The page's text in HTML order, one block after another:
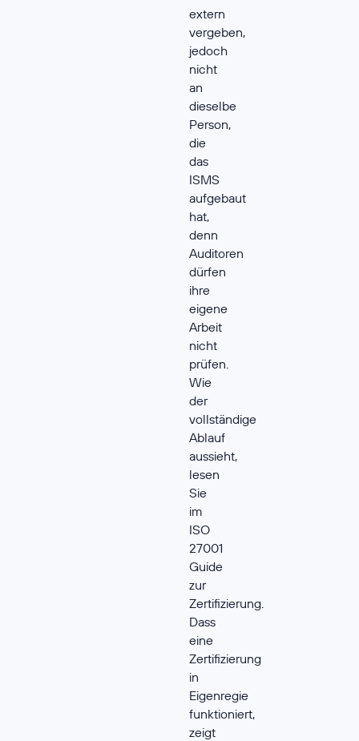
extern
vergeben,
jedoch
nicht
an
dieselbe
Person,
die
das
ISMS
aufgebaut
hat,
denn
Auditoren
dürfen
ihre
eigene
Arbeit
nicht
prüfen.
Wie
der
vollständige
Ablauf
aussieht,
lesen
Sie
im
ISO
27001
Guide
zur
Zertifizierung
Dass
eine
Zertifizierung
in
Eigenregie
funktioniert,
zeigt